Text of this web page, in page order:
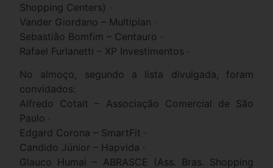
Shopping Centers) ·
Vander Giordano – Multiplan ·
Sebastião Bomfim – Centauro ·
Rafael Furlanetti – XP Investimentos ·
No almoço, segundo a lista divulgada, foram
convidados:
Alfredo Cotait – Associação Comercial de São
Paulo ·
Edgard Corona – SmartFit ·
Candido Júnior – Hapvida ·
Glauco Humai – ABRASCE (Ass. Bras. Shopping